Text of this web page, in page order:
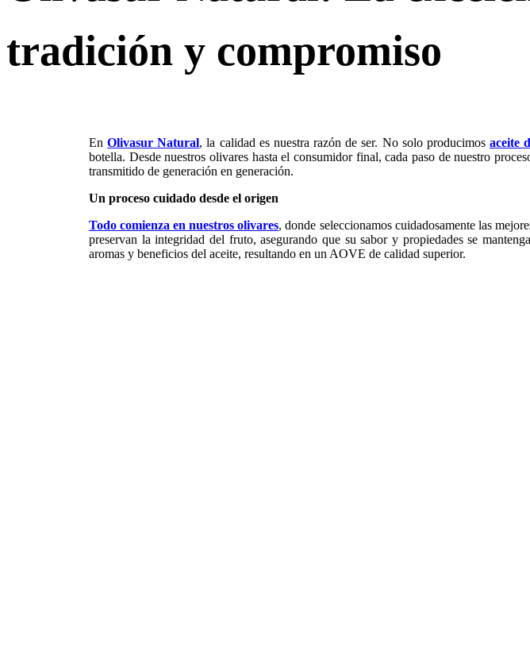
tradición y compromiso
EnOlivasur Natural, la calidad es nuestra razón de ser. No solo producimosaceite
botella. Desde nuestros olivares hasta el consumidor final, cada paso de nuestro
transmitido de generación en generación.
Un proceso cuidado desde el origen
Todo comienza en nuestros olivares, donde seleccionamos cuidadosamente las
preservan la integridad del fruto, asegurando que su sabor y propiedades se
aromas y beneficios del aceite, resultando en un AOVE de calidad superior.